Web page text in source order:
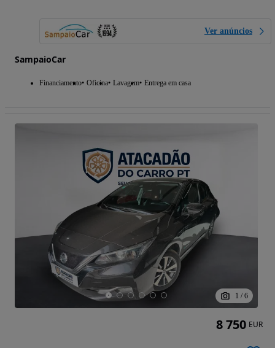
Ver anúncios
SampaioCar
Financiamento Oficina Lavagem Entrega em casa
1 / 6
8 750 EUR